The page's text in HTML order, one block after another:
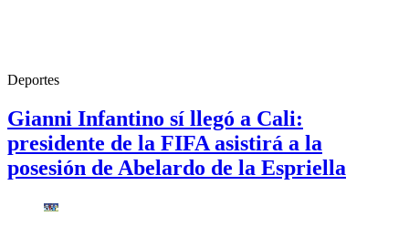
Deportes
Gianni Infantino sí llegó a Cali:
presidente de la FIFA asistirá a la
posesión de Abelardo de la Espriella